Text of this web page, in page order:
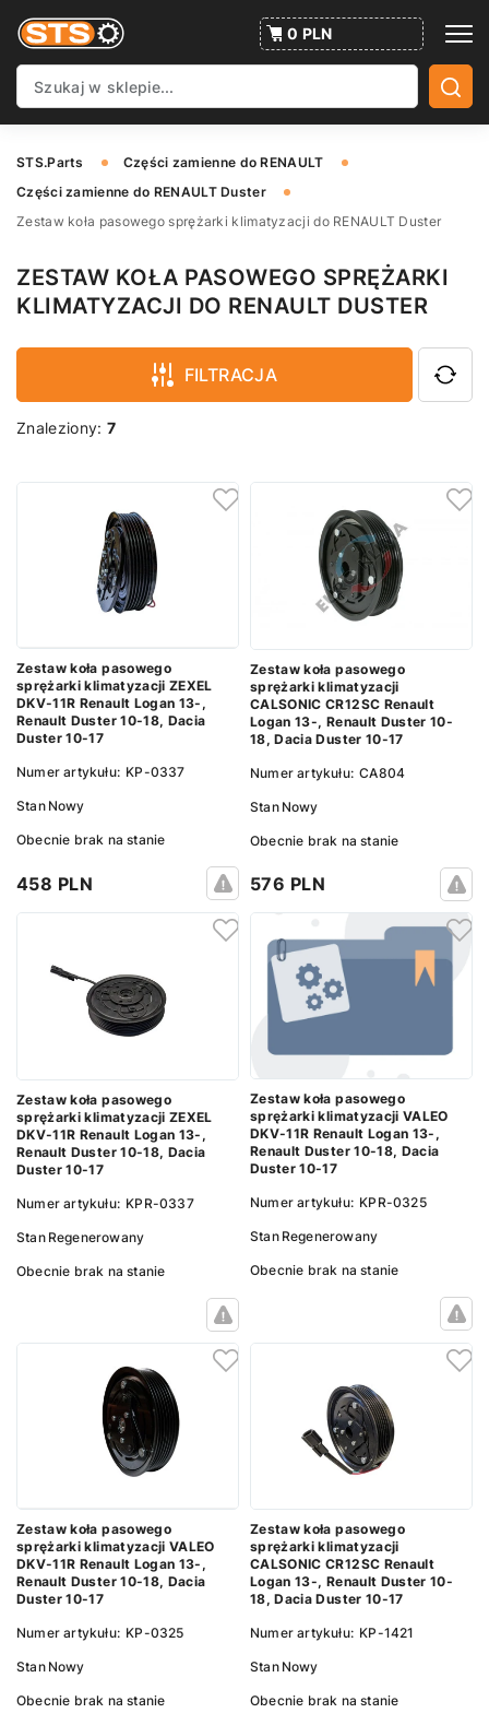
0 PLN
STS.Parts
Części zamienne do RENAULT
Części zamienne do RENAULT Duster
Zestaw koła pasowego sprężarki klimatyzacji do RENAULT Duster
ZESTAW KOŁA PASOWEGO SPRĘŻARKI
KLIMATYZACJI DO RENAULT DUSTER
FILTRACJA
Znaleziony:7
Zestaw koła pasowego
sprężarki klimatyzacji ZEXEL
DKV-11R Renault Logan 13-,
Renault Duster 10-18, Dacia
Duster 10-17
Numer artykułu: KP-0337
Stan Nowy
Obecnie brak na stanie
458 PLN
Zestaw koła pasowego
sprężarki klimatyzacji
CALSONIC CR12SC Renault
Logan 13-, Renault Duster 10-
18, Dacia Duster 10-17
Numer artykułu: CA804
Stan Nowy
Obecnie brak na stanie
576 PLN
Zestaw koła pasowego
sprężarki klimatyzacji ZEXEL
DKV-11R Renault Logan 13-,
Renault Duster 10-18, Dacia
Duster 10-17
Numer artykułu: KPR-0337
Stan Regenerowany
Obecnie brak na stanie
Zestaw koła pasowego
sprężarki klimatyzacji VALEO
DKV-11R Renault Logan 13-,
Renault Duster 10-18, Dacia
Duster 10-17
Numer artykułu: KPR-0325
Stan Regenerowany
Obecnie brak na stanie
Zestaw koła pasowego
sprężarki klimatyzacji VALEO
DKV-11R Renault Logan 13-,
Renault Duster 10-18, Dacia
Duster 10-17
Numer artykułu: KP-0325
Stan Nowy
Obecnie brak na stanie
Zestaw koła pasowego
sprężarki klimatyzacji
CALSONIC CR12SC Renault
Logan 13-, Renault Duster 10-
18, Dacia Duster 10-17
Numer artykułu: KP-1421
Stan Nowy
Obecnie brak na stanie